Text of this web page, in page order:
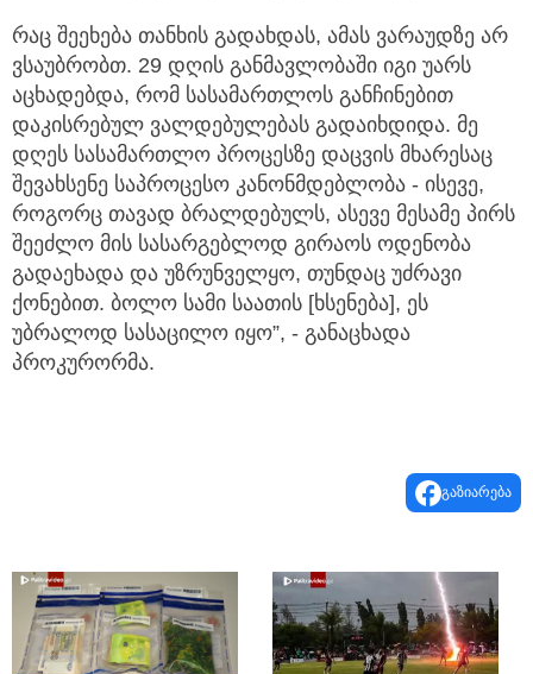
რაც შეეხება თანხის გადახდას, ამას ვარაუდზე არ
ვსაუბრობთ. 29 დღის განმავლობაში იგი უარს
აცხადებდა, რომ სასამართლოს განჩინებით
დაკისრებულ ვალდებულებას გადაიხდიდა. მე
დღეს სასამართლო პროცესზე დაცვის მხარესაც
შევახსენე საპროცესო კანონმდებლობა - ისევე,
როგორც თავად ბრალდებულს, ასევე მესამე პირს
შეეძლო მის სასარგებლოდ გირაოს ოდენობა
გადაეხადა და უზრუნველყო, თუნდაც უძრავი
ქონებით. ბოლო სამი საათის [ხსენება], ეს
უბრალოდ სასაცილო იყო”, - განაცხადა
პროკურორმა.
გაზიარება